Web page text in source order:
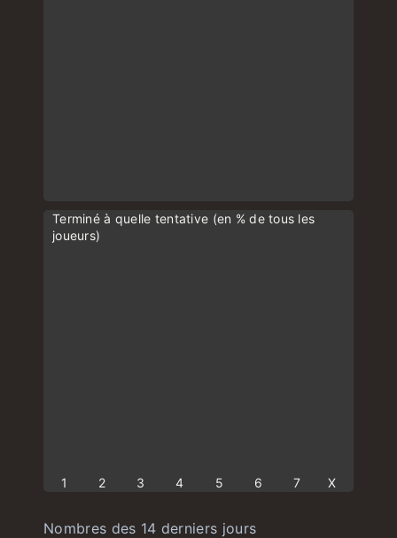
Terminé à quelle tentative (en % de tous les
joueurs)
1 2 3 4 5 6 7 X
Nombres des 14 derniers jours